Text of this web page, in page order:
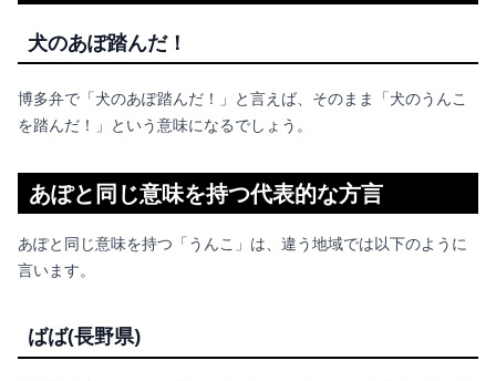
犬のあぽ踏んだ！
博多弁で「犬のあぽ踏んだ！」と言えば、そのまま「犬のうんこ
を踏んだ！」という意味になるでしょう。
あぽと同じ意味を持つ代表的な方言
あぽと同じ意味を持つ「うんこ」は、違う地域では以下のように
言います。
ばば(長野県)